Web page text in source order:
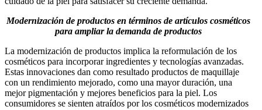
Modernización de productos en términos de artículos cosméticos
para ampliar la demanda de productos
La modernización de productos implica la reformulación de los
cosméticos para incorporar ingredientes y tecnologías avanzadas.
Estas innovaciones dan como resultado productos de maquillaje
con un rendimiento mejorado, como una mayor duración, una
mejor pigmentación y mejores beneficios para la piel. Los
consumidores se sienten atraídos por los cosméticos modernizados